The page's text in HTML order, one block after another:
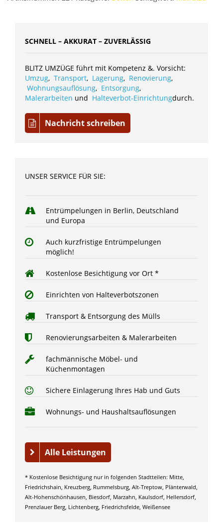
SCHNELL – AKKURAT – ZUVERLÄSSIG
BLITZ UMZÜGE führt mit Kompetenz &. Vorsicht:
Umzug, Transport, Lagerung, Renovierung,
Wohnungsauflösung, Entsorgung,
Malerarbeiten und Halteverbot-Einrichtungdurch.
Nachricht schreiben
UNSER SERVICE FÜR SIE:
Entrümpelungen in Berlin, Deutschland
und Europa
Auch kurzfristige Entrümpelungen
möglich!
Kostenlose Besichtigung vor Ort *
Einrichten von Halteverbotszonen
Transport & Entsorgung des Mülls
Renovierungsarbeiten & Malerarbeiten
fachmännische Möbel- und
Küchenmontagen
Sichere Einlagerung Ihres Hab und Guts
Wohnungs- und Haushaltsauflösungen
Alle Leistungen
* Kostenlose Besichtigung nur in folgenden Stadtteilen: Mitte,
Friedrichshain, Kreuzberg, Rummelsburg, Alt-Treptow, Plänterwald,
Alt-Hohenschönhausen, Biesdorf, Marzahn, Kaulsdorf, Hellersdorf,
Prenzlauer Berg, Lichtenberg, Friedrichsfelde, Weißensee